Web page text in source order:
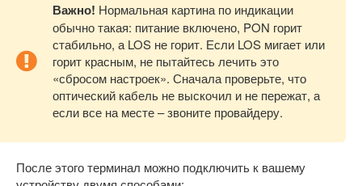
Важно! Нормальная картина по индикации
обычно такая: питание включено, PON горит
стабильно, а LOS не горит. Если LOS мигает или
горит красным, не пытайтесь лечить это
«сбросом настроек». Сначала проверьте, что
оптический кабель не выскочил и не пережат, а
если все на месте – звоните провайдеру.
После этого терминал можно подключить к вашему